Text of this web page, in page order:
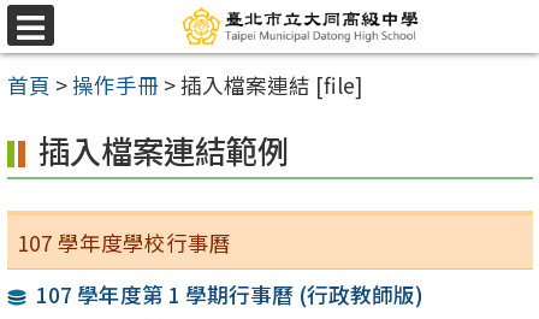
跳
至
主
內
容
區
選
單
首頁 >操作手冊>插入檔案連結 [file]
插入檔案連結範例
107 學年度學校行事曆
107 學年度第 1 學期行事曆 (行政教師版)